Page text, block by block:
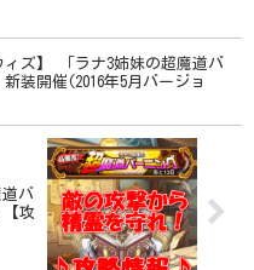
ィズ】 「ラナ3姉妹の超魔道バ
装開催(2016年5月バージョ
バ
【攻